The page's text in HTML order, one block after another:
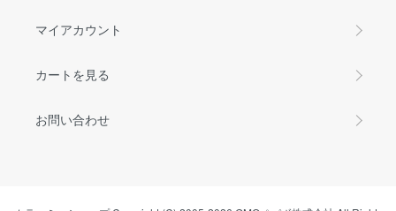
マイアカウント
カートを見る
お問い合わせ